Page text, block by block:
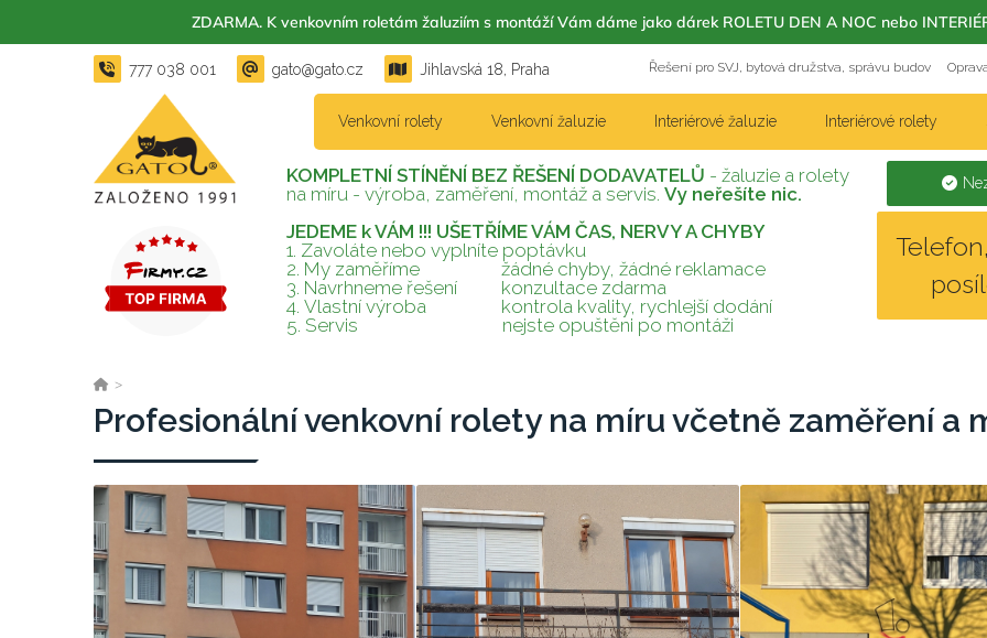
777 038 001 gato@gato.cz Jihlavská 18, Praha Řešení pro SVJ, bytová družstva, správu budov
Venkovní rolety Venkovní žaluzie Interiérové žaluzie Interiérové rolety
KOMPLETNÍ STÍNĚNÍ BEZ ŘEŠENÍ DODAVATELŮ - žaluzie a rolety
na míru - výroba, zaměření, montáž a servis. Vy neřešíte nic.
JEDEME k VÁM !!! UŠETŘÍME VÁM ČAS, NERVY A CHYBY
1. Zavoláte nebo vyplníte poptávku
2. My zaměříme
žádné chyby, žádné reklamace
3. Navrhneme řešení
konzultace zdarma
4. Vlastní výroba
kontrola kvality, rychlejší dodání
5. Servis nejste opuštěni po montáži
>
Profesionální venkovní rolety na míru včetně zaměření a
ZDARMA. K venkovním roletám žaluziím s montáží Vám dáme jako dárek ROLETU DEN A NOC nebo